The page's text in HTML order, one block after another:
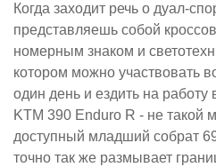
Когда заходит речь о дуал-
представляешь собой
номерным знаком и
котором можно участвовать
один день и ездить на работу
KTM 390 Enduro R - не такой
доступный младший собрат
точно так же размывает